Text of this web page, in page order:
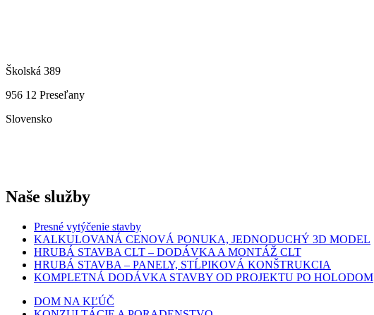
Školská 389
956 12 Preseľany
Slovensko
Naše služby
Presné vytýčenie stavby
KALKULOVANÁ CENOVÁ PONUKA, JEDNODUCHÝ 3D MODEL
HRUBÁ STAVBA CLT – DODÁVKA A MONTÁŽ CLT
HRUBÁ STAVBA – PANELY, STĹPIKOVÁ KONŠTRUKCIA
KOMPLETNÁ DODÁVKA STAVBY OD PROJEKTU PO HOLODOM
DOM NA KĽÚČ